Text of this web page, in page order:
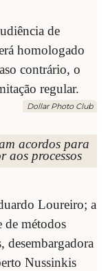
de
homologado
contrário, o
regular.
Dollar Photo Club
acordos para
aos processos
Loureiro; a
de métodos
desembargadora
Nussinkis